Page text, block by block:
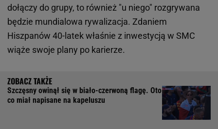
dołączy do grupy, to również "u niego" rozgrywana
będzie mundialowa rywalizacja. Zdaniem
Hiszpanów 40-latek właśnie z inwestycją w SMC
wiąże swoje plany po karierze.
Szczęsny owinął się w biało-czerwoną flagę. Oto
co miał napisane na kapeluszu